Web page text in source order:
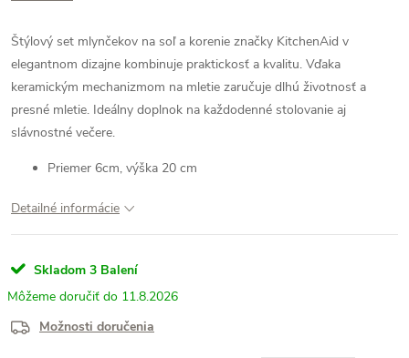
Štýlový set mlynčekov na soľ a korenie značky KitchenAid v
elegantnom dizajne kombinuje praktickosť a kvalitu. Vďaka
keramickým mechanizmom na mletie zaručuje dlhú životnosť a
presné mletie. Ideálny doplnok na každodenné stolovanie aj
slávnostné večere.
Priemer 6cm, výška 20 cm
Detailné informácie
Skladom 3 Balení
11.8.2026
Možnosti doručenia